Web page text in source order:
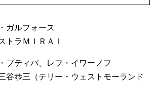
ガルフォース
トラＭＩＲＡＩ
プティパ、レフ・イワーノフ
谷恭三（テリー・ウェストモーランド